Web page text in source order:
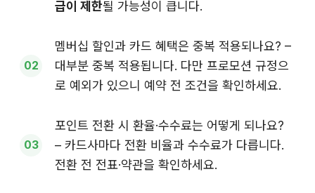
급이 제한될 가능성이 큽니다.
멤버십 할인과 카드 혜택은 중복 적용되나요? –
대부분 중복 적용됩니다. 다만 프로모션 규정으
로 예외가 있으니 예약 전 조건을 확인하세요.
포인트 전환 시 환율·수수료는 어떻게 되나요?
– 카드사마다 전환 비율과 수수료가 다릅니다.
전환 전 전표·약관을 확인하세요.